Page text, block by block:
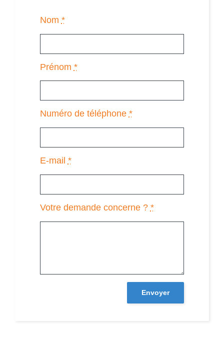
Nom *
Prénom *
Numéro de téléphone *
E-mail *
Votre demande concerne ? *
Envoyer